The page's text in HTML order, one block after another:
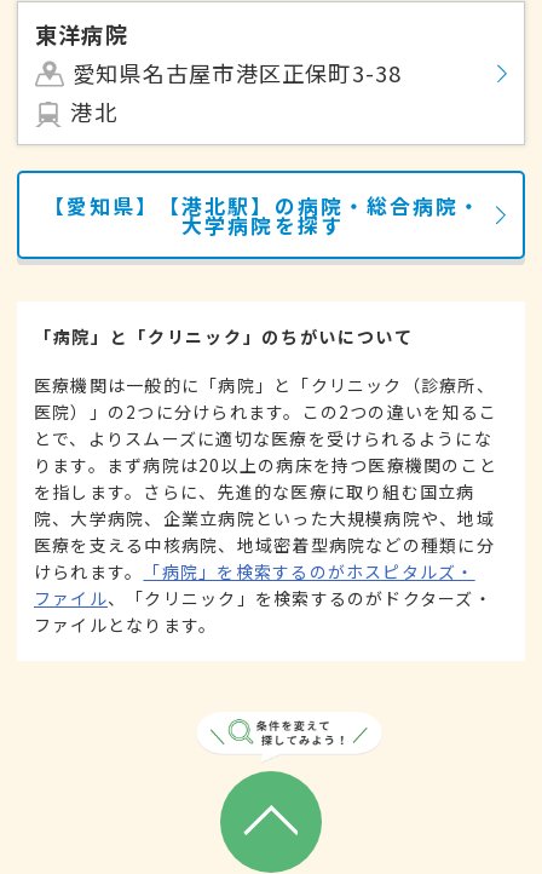
東洋病院
愛知県名古屋市港区正保町3-38
港北
【愛知県】【港北駅】の病院・総合病院・
大学病院を探す
「病院」と「クリニック」のちがいについて
医療機関は一般的に「病院」と「クリニック（診療所、
医院）」の2つに分けられます。この2つの違いを知るこ
とで、よりスムーズに適切な医療を受けられるようにな
ります。まず病院は20以上の病床を持つ医療機関のこと
を指します。さらに、先進的な医療に取り組む国立病
院、大学病院、企業立病院といった大規模病院や、地域
医療を支える中核病院、地域密着型病院などの種類に分
けられます。
「病院」を検索するのがホスピタルズ・
ファイル、「クリニック」を検索するのがドクターズ・
ファイルとなります。